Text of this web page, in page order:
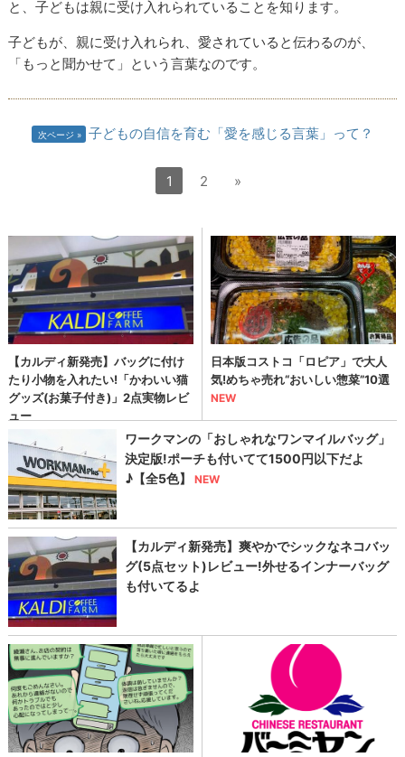
と、子どもは親に受け入れられていることを知ります。
子どもが、親に受け入れられ、愛されていると伝わるのが、
「もっと聞かせて」という言葉なのです。
次ページ 子どもの自信を育む「愛を感じる言葉」って？
1 2 »